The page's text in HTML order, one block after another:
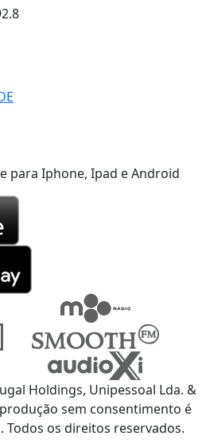
para Iphone, Ipad e Android
Holdings, Unipessoal Lda. &
sem consentimento é
os direitos reservados.